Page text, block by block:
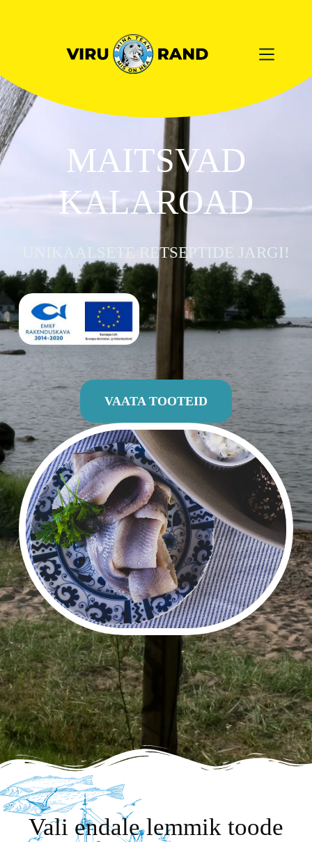
MAITSVAD
KALAROAD
UNIKAALSETE RETSEPTIDE JARGI!
VAATA TOOTEID
Vali endale lemmik toode